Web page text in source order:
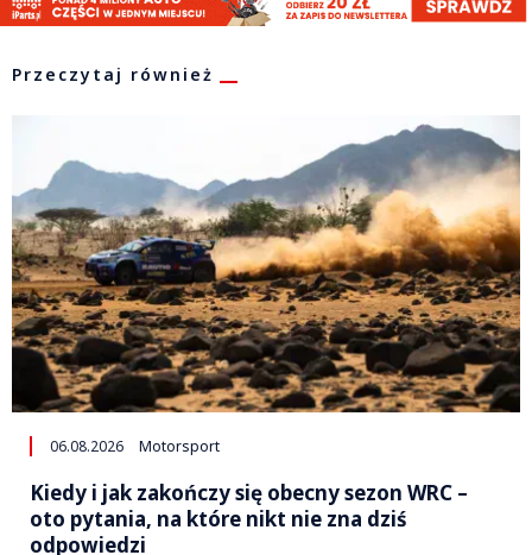
Przeczytaj również
06.08.2026 Motorsport
Kiedy i jak zakończy się obecny sezon WRC –
oto pytania, na które nikt nie zna dziś
odpowiedzi